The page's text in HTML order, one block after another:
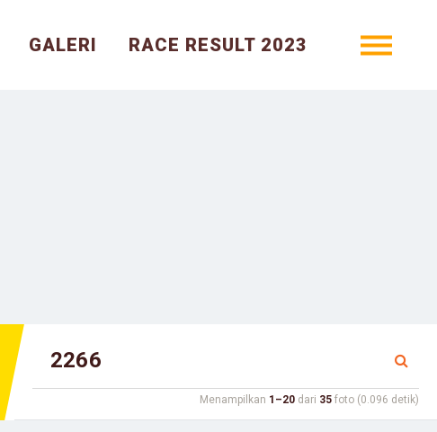
GALERI RACE RESULT 2023
Menampilkan 1–20 dari 35 foto (0.096 detik)